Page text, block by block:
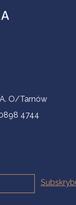
O/Tarnów
4744